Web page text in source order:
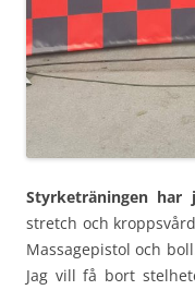
Styrketräningen har
stretch och
Massagepistol och
Jag vill få bort